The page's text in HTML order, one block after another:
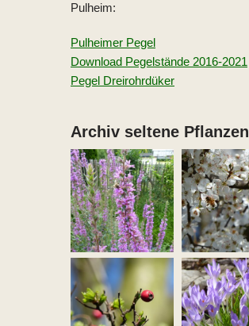
Pulheim:
Pulheimer Pegel
Download Pegelstände 2016-2021
Pegel Dreirohrdüker
Archiv seltene Pflanzen